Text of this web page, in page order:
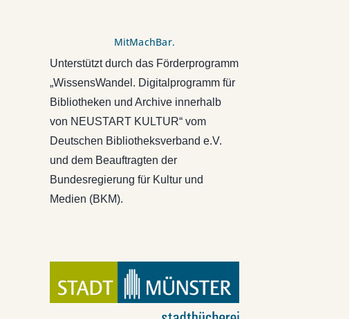
MitMachBar.
Unterstützt durch das Förderprogramm
„WissensWandel. Digitalprogramm für
Bibliotheken und Archive innerhalb
von NEUSTART KULTUR“ vom
Deutschen Bibliotheksverband e.V.
und dem Beauftragten der
Bundesregierung für Kultur und
Medien (BKM).